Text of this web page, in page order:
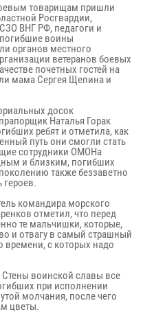
товарищам пришли
Росгвардии,
ВНГ РФ, педагоги и
воины
органов местного
ветеранов боевых
почетных гостей на
мама Сергея Щепина и
досок
Наталья Горак
ребят и отметила, как
путь они смогли стать
сотрудники ОМОНа
и близким, погибших
также беззаветно
героев.
командира морского
отметил, что перед
те мальчишки, которые,
и отвагу в самый страшный
времени, с которых надо
воинской славы все
при исполнении
молчания, после чего
цветы.